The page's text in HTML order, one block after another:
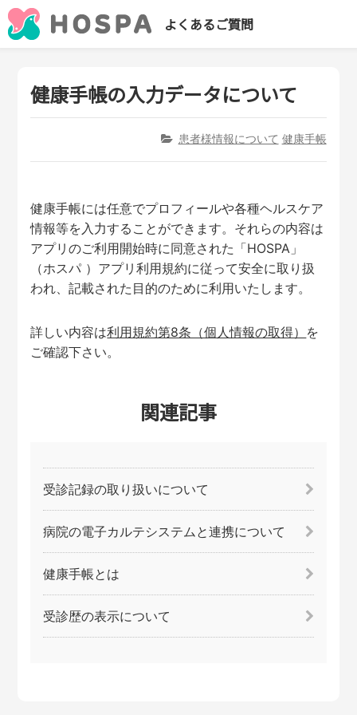
よくあるご質問
健康手帳の入力データについて
患者様情報について 健康手帳
健康手帳には任意でプロフィールや各種ヘルスケア
情報等を入力することができます。それらの内容は
アプリのご利用開始時に同意された「HOSPA」
（ホスパ ）アプリ利用規約に従って安全に取り扱
われ、記載された目的のために利用いたします。
詳しい内容は利用規約第8条（個人情報の取得） を
ご確認下さい。
関連記事
受診記録の取り扱いについて
病院の電子カルテシステムと連携について
健康手帳とは
受診歴の表示について